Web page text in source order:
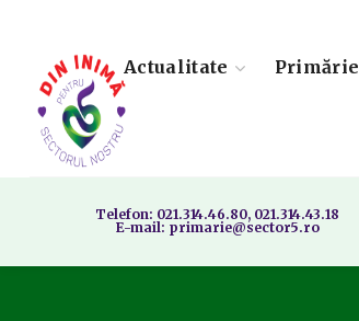
Actualitate Primărie
Telefon: 021.314.46.80, 021.314.43.18
E-mail: primarie@sector5.ro